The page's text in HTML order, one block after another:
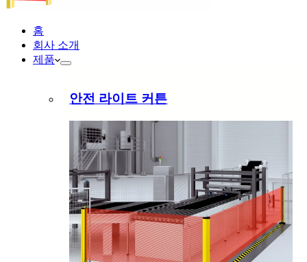
홈
회사 소개
제품
안전 라이트 커튼